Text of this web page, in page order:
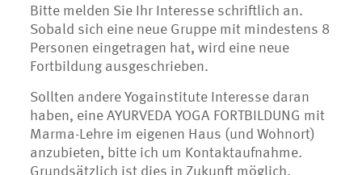
Bitte melden Sie Ihr Interesse schriftlich an.
Sobald sich eine neue Gruppe mit mindestens 8
Personen eingetragen hat, wird eine neue
Fortbildung ausgeschrieben.
Sollten andere Yogainstitute Interesse daran
haben, eine AYURVEDA YOGA FORTBILDUNG mit
Marma-Lehre im eigenen Haus (und Wohnort)
anzubieten, bitte ich um Kontaktaufnahme.
Grundsätzlich ist dies in Zukunft möglich.